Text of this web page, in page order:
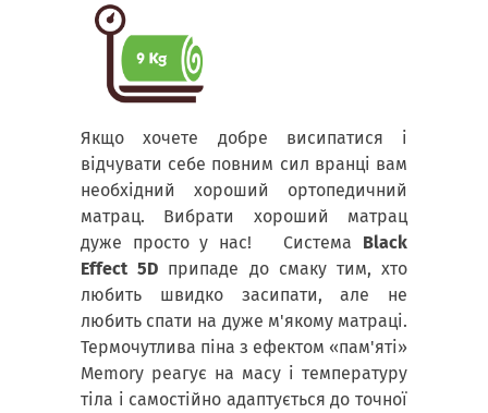
Якщо хочете добре висипатися і
відчувати себе повним сил вранці вам
необхідний хороший ортопедичний
матрац. Вибрати хороший матрац
дуже просто у нас! Система Black
Effect 5D припаде до смаку тим, хто
любить швидко засипати, але не
любить спати на дуже м'якому матраці.
Термочутлива піна з ефектом «пам'яті»
Memory реагує на масу і температуру
тіла і самостійно адаптується до точної